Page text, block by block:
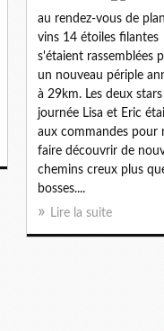
au rendez-vous de
vins 14 étoiles filantes
s'étaient rassemblées
un nouveau périple
à 29km. Les deux stars
journée Lisa et Eric
aux commandes pour
faire découvrir de
chemins creux plus
bosses....
Lire la suite